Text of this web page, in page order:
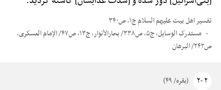
تفسیر اهل بیت علیهم السلام ج۱، ص۳۴۰
مستدرک الوسایل، ج۵، ص۳۳۸/ بحارالأنوار، ج۱۳، ص۴۷/ الإمام العسکری،
ص۲۴۲/ البرهان
۲ -۲ (بقره/ ۴۹)